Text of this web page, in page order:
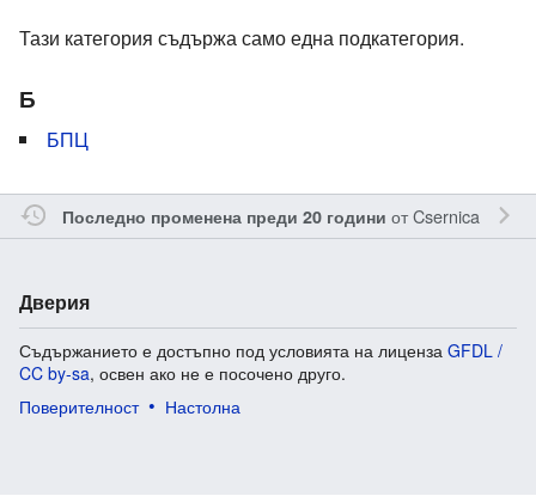
Тази категория съдържа само една подкатегория.
Б
БПЦ
Последно променена преди 20 години отCsernica
Дверия
Съдържанието е достъпно под условията на лиценза GFDL /
CC by-sa, освен ако не е посочено друго.
Поверителност
Настолна